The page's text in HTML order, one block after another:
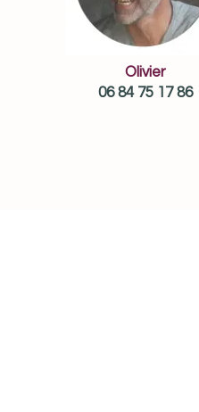
Olivier
06 84 75 17 86